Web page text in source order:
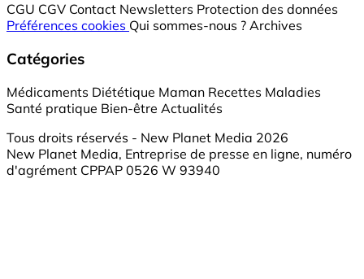
CGU CGV Contact Newsletters Protection des données
Préférences cookies Qui sommes-nous ? Archives
Catégories
Médicaments Diététique Maman Recettes Maladies
Santé pratique Bien-être Actualités
Tous droits réservés - New Planet Media 2026
New Planet Media, Entreprise de presse en ligne, numéro
d'agrément CPPAP 0526 W 93940